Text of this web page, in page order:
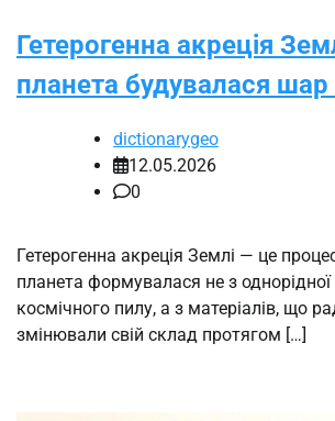
Гетерогенна акреція
планета будувалася
dictionarygeo
12.05.2026
0
Гетерогенна акреція Землі — це
планета формувалася не з однорідної
космічного пилу, а з матеріалів, що
змінювали свій склад протягом […]